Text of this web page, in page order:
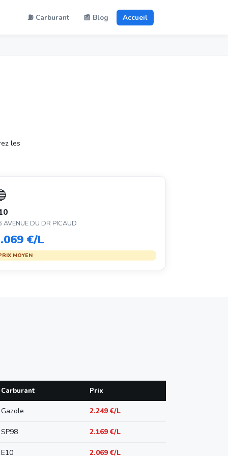
⛽ Carburant 📰 Blog Accueil
les
AVENUE DU DR PICAUD
€/L
MOYEN
Carburant Prix
Gazole 2.249 €/L
SP98 2.169 €/L
E10 2.069 €/L